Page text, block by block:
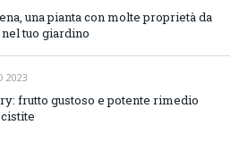
una pianta con molte proprietà da
tuo giardino
2023
frutto gustoso e potente rimedio